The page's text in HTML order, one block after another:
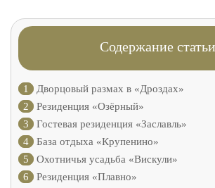
Содержание статьи
1
Дворцовый размах в «Дроздах»
2
Резиденция «Озёрный»
3
Гостевая резиденция «Заславль»
4
База отдыха «Крупенино»
5
Охотничья усадьба «Вискули»
6
Резиденция «Плавно»